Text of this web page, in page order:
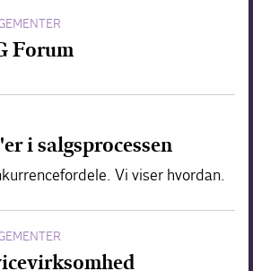
Forum
i salgsprocessen
Vi viser hvordan.